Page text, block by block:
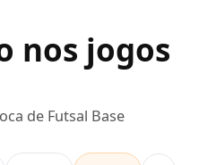
nos jogos
de Futsal Base